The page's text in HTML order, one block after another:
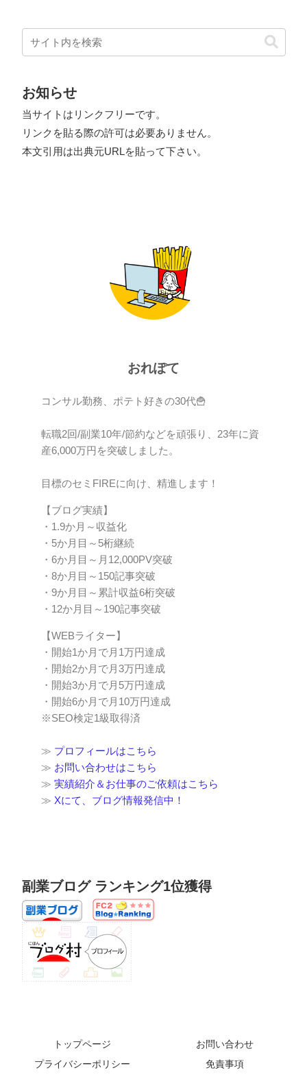
お知らせ
当サイトはリンクフリーです。
リンクを貼る際の許可は必要ありません。
本文引用は出典元URLを貼って下さい。
おれぽて
コンサル勤務、ポテト好きの30代🍟
転職2回/副業10年/節約などを頑張り、23年に資
産6,000万円を突破しました。
目標のセミFIREに向け、精進します！
【ブログ実績】
・1.9か月～収益化
・5か月目～5桁継続
・6か月目～月12,000PV突破
・8か月目～150記事突破
・9か月目～累計収益6桁突破
・12か月目～190記事突破
【WEBライター】
・開始1か月で月1万円達成
・開始2か月で月3万円達成
・開始3か月で月5万円達成
・開始6か月で月10万円達成
※SEO検定1級取得済
≫ プロフィールはこちら
≫ お問い合わせはこちら
≫ 実績紹介＆お仕事のご依頼はこちら
≫ Xにて、ブログ情報発信中！
副業ブログ ランキング1位獲得
トップページ
お問い合わせ
プライバシーポリシー
免責事項